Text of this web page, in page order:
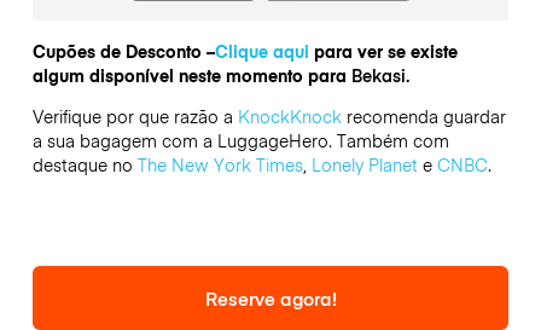
Cupões de Desconto –Clique aqui para ver se existe
algum disponível neste momento para Bekasi.
Verifique por que razão a KnockKnockrecomenda guardar
a sua bagagem com a LuggageHero. Também com
destaque no The New York Times, Lonely Planete CNBC.
Reserve agora!